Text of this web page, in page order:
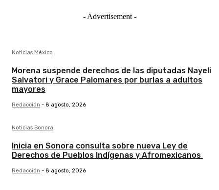
- Advertisement -
Noticias México
Morena suspende derechos de las diputadas Nayeli
Salvatori y Grace Palomares por burlas a adultos
mayores
Redacción - 8 agosto, 2026
Noticias Sonora
Inicia en Sonora consulta sobre nueva Ley de
Derechos de Pueblos Indígenas y Afromexicanos
Redacción - 8 agosto, 2026